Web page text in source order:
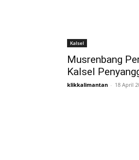
Kalsel
Musrenbang
Kalsel
klikkalimantan - 18 April